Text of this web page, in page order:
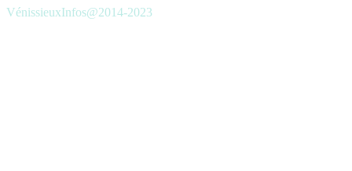
VénissieuxInfos@2014-2023